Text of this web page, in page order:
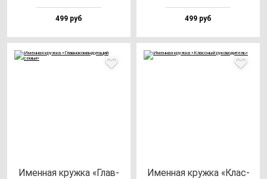
499 руб 499 руб
Имен­ная круж­ка «Глав­
Имен­ная круж­ка «Клас­